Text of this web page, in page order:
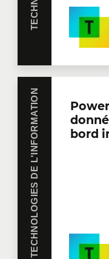
TECHNOLOGIES DE L'INFORMATION
bord